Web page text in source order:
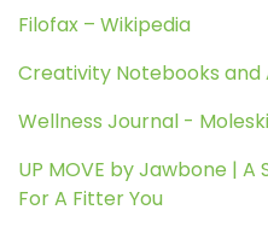
Filofax – Wikipedia
Creativity Notebooks and
Wellness Journal -
UP MOVE by Jawbone |
For A Fitter You